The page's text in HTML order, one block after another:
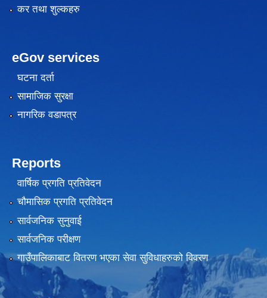
कर तथा शुल्कहरु
eGov services
घटना दर्ता
सामाजिक सुरक्षा
नागरिक वडापत्र
Reports
वार्षिक प्रगति प्रतिवेदन
चौमासिक प्रगति प्रतिवेदन
सार्वजनिक सुनुवाई
सार्वजनिक परीक्षण
गाउँपालिकाबाट वितरण भएका सेवा सुविधाहरुको विवरण